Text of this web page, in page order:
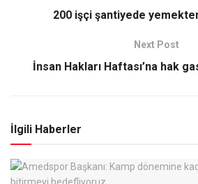
200 işçi şantiyede
Next Post
İnsan Hakları Haftası’na hak
İlgili Haberler